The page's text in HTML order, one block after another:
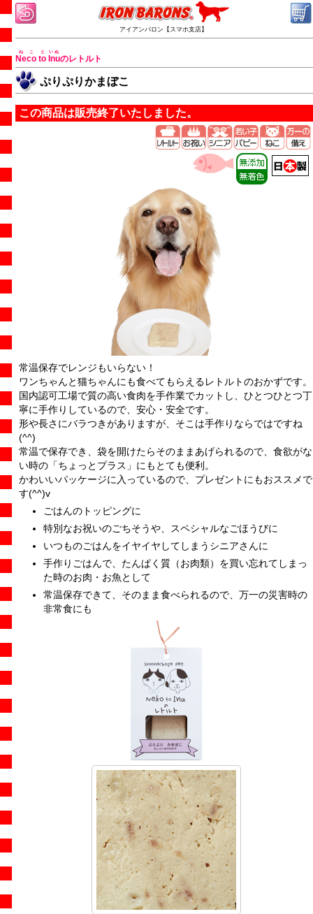
アイアンバロン【スマホ支店】
Neco
ねこ
to
と
Inu
いぬ
のレトルト
ぷりぷりかまぼこ
この商品は販売終了いたしました。
常温保存でレンジもいらない！
ワンちゃんと猫ちゃんにも食べてもらえるレトルトのおかずです。
国内認可工場で質の高い食肉を手作業でカットし、ひとつひとつ丁
寧に手作りしているので、安心・安全です。
形や長さにバラつきがありますが、そこは手作りならではですね
(^^)
常温で保存でき、袋を開けたらそのままあげられるので、食欲がな
い時の「ちょっとプラス」にもとても便利。
かわいいパッケージに入っているので、プレゼントにもおススメで
す(^^)v
ごはんのトッピングに
特別なお祝いのごちそうや、スペシャルなごほうびに
いつものごはんをイヤイヤしてしまうシニアさんに
手作りごはんで、たんぱく質（お肉類）を買い忘れてしまっ
た時のお肉・お魚として
常温保存できて、そのまま食べられるので、万一の災害時の
非常食にも